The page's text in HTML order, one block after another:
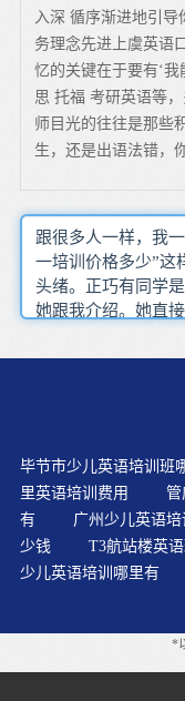
入深 循序渐进地引
务理念先进上虞英语
忆的关键在于要有‘
思 托福 考研英语等
师目光的往往是那些
生，还是出语法错，
跟很多人一样，我
一培训价格多少”这
头绪。正巧有同学
她跟我介绍。她直
以在网上找到比线
外教网，知道这家
用，在业内都颇具
节免费的试听体验
毕节市少儿英语培训班
里英语培训费用
管
有
广州少儿英语
少钱
T3航站楼英
少儿英语培训哪里有
*